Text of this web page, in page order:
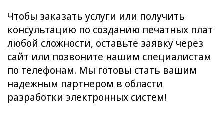
Чтобы заказать услуги или получить
консультацию по созданию печатных плат
любой сложности, оставьте заявку через
сайт или позвоните нашим специалистам
по телефонам. Мы готовы стать вашим
надежным партнером в области
разработки электронных систем!